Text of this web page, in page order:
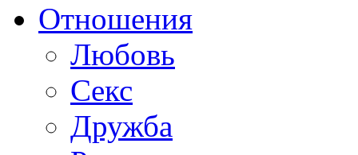
Отношения
Любовь
Секс
Дружба